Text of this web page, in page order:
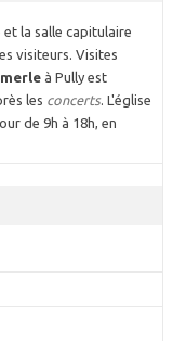
et la salle capitulaire
visiteurs. Visites
à Pully est
les concerts. L'église
de 9h à 18h, en